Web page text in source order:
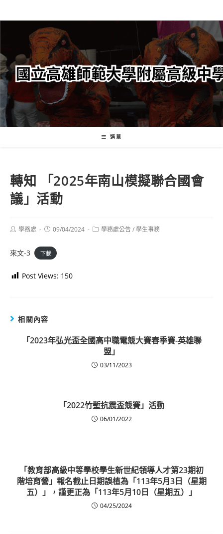
轉
要
內
容
選單
轉知 「2025年南山模擬聯合國會
議」活動
Post學務處
Post09/04/2024
Post學務處公告/學生事務
來文-3 下載
Post Views: 150
相關內容
「2023年弘光盃全國高中職電競大賽春季賽-英雄聯
盟」
03/11/2023
「2022竹塹抗震盃競賽」活動
06/01/2022
「教育部高級中等學校學生新世紀領導人才第23期初
階培育營」報名截止日期誤植為「113年5月3日（星期
五）」，謹更正為「113年5月10日（星期五）」
04/25/2024